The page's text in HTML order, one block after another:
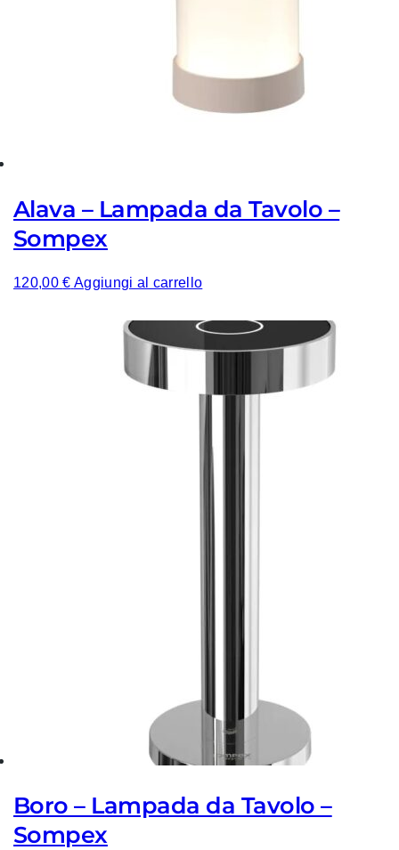
Alava – Lampada da Tavolo –
Sompex
120,00€ Aggiungi al carrello
Boro – Lampada da Tavolo –
Sompex